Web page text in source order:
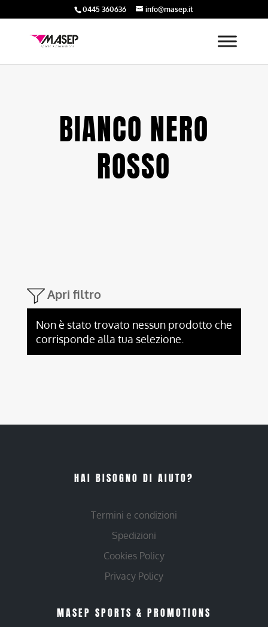
0445 360636 info@masep.it
BIANCO NERO
ROSSO
Apri filtro
Non è stato trovato nessun prodotto che
corrisponde alla tua selezione.
HAI BISOGNO DI AIUTO?
Termini e condizioni
Spedizioni
Cookies Policy
Privacy Policy
MASEP SPORTS & PROMOTIONS